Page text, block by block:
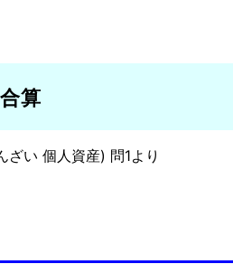
算
ざい 個人資産) 問1より